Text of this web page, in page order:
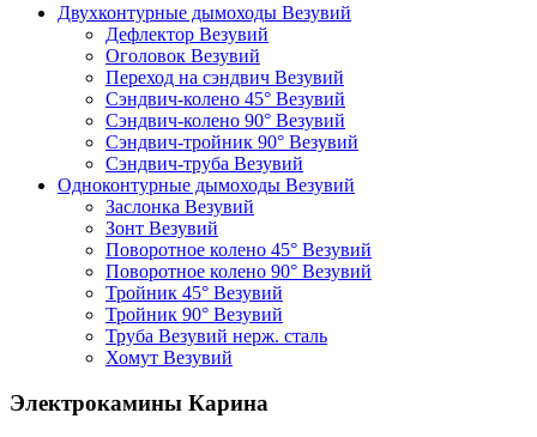
Двухконтурные дымоходы Везувий
Дефлектор Везувий
Оголовок Везувий
Переход на сэндвич Везувий
Сэндвич-колено 45° Везувий
Сэндвич-колено 90° Везувий
Сэндвич-тройник 90° Везувий
Сэндвич-труба Везувий
Одноконтурные дымоходы Везувий
Заслонка Везувий
Зонт Везувий
Поворотное колено 45° Везувий
Поворотное колено 90° Везувий
Тройник 45° Везувий
Тройник 90° Везувий
Труба Везувий нерж. сталь
Хомут Везувий
Электрокамины Карина